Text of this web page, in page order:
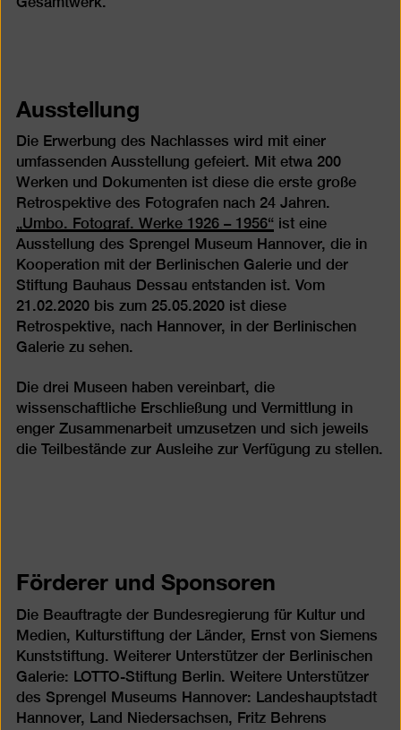
Ausstellung
Die Erwerbung des Nachlasses wird mit einer
umfassenden Ausstellung gefeiert. Mit etwa 200
Werken und Dokumenten ist diese die erste große
Retrospektive des Fotografen nach 24 Jahren.
„Umbo. Fotograf. Werke 1926 – 1956“ist eine
Ausstellung des Sprengel Museum Hannover, die in
Kooperation mit der Berlinischen Galerie und der
Stiftung Bauhaus Dessau entstanden ist. Vom
21.02.2020 bis zum 25.05.2020 ist diese
Retrospektive, nach Hannover, in der Berlinischen
Galerie zu sehen.
Die drei Museen haben vereinbart, die
wissenschaftliche Erschließung und Vermittlung in
enger Zusammenarbeit umzusetzen und sich jeweils
die Teilbestände zur Ausleihe zur Verfügung zu stellen.
Förderer und Sponsoren
Die Beauftragte der Bundesregierung für Kultur und
Medien, Kulturstiftung der Länder, Ernst von Siemens
Kunststiftung. Weiterer Unterstützer der Berlinischen
Galerie: LOTTO-Stiftung Berlin. Weitere Unterstützer
des Sprengel Museums Hannover: Landeshauptstadt
Hannover, Land Niedersachsen, Fritz Behrens